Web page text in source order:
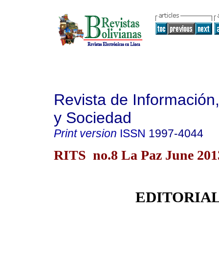
Revista de
y Sociedad
Print version ISSN 1997-4044
RITS no.8 La Paz June